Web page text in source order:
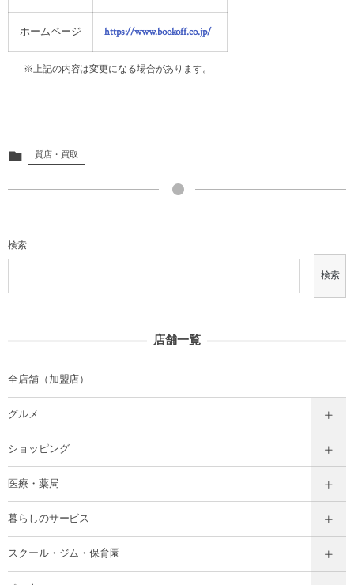
ホームページ https://www.bookoff.co.jp/
※上記の内容は変更になる場合があります。
質店・買取
検索
検索
店舗一覧
全店舗（加盟店）
グルメ
ショッピング
医療・薬局
暮らしのサービス
スクール・ジム・保育園